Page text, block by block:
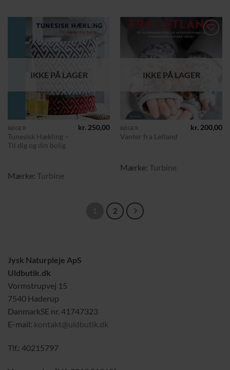
Tilføj til
ønskeliste
IKKE PÅ LAGER
BØGER
Tunesisk Hækling –
Til dig og din bolig
kr. 250,00
Mærke: Turbine
IKKE PÅ LAGER
BØGER
Vanter fra Letland
kr. 200,00
Mærke: Turbine
2
Jysk Naturpleje ApS
Uldbutik.dk
Vormstrupvej 15
7540 Haderup
DanmarkSE nr. 41747323
E-mail: kontakt@uldbutik.dk
Tlf.: 40215797